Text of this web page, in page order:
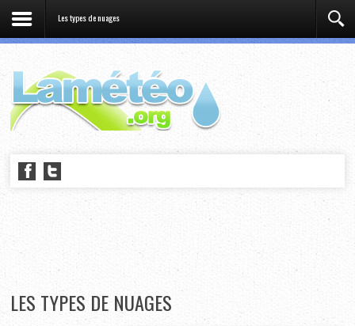
Les types de nuages
LES TYPES DE NUAGES